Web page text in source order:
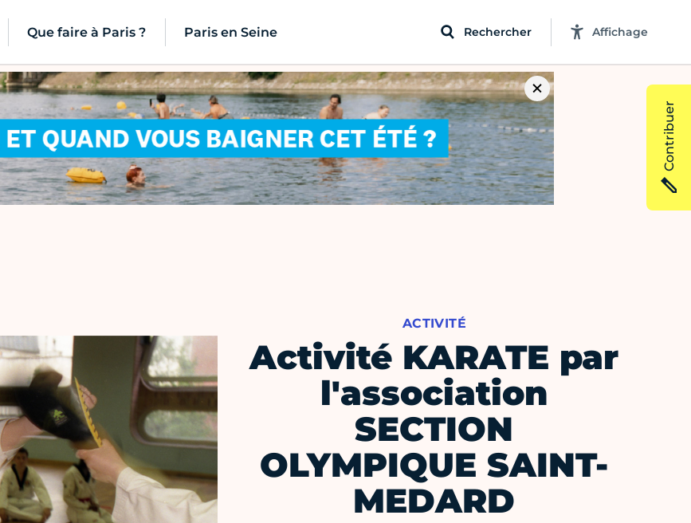
Que faire à Paris ? Paris en Seine Rechercher Affichage
ACTIVITÉ
Activité KARATE par
l'association
SECTION
OLYMPIQUE SAINT-
MEDARD
Contribuer